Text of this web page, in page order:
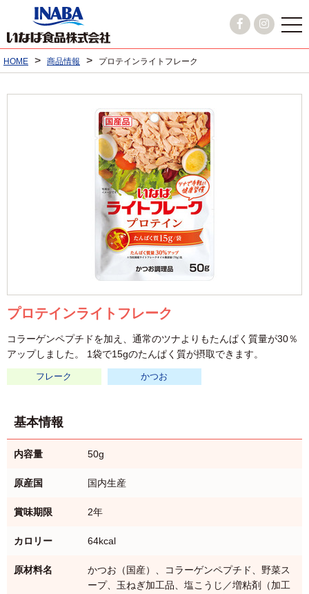
HOME > 商品情報 > プロテインライトフレーク
プロテインライトフレーク
コラーゲンペプチドを加え、通常のツナよりもたんぱく質量が30％
アップしました。 1袋で15gのたんぱく質が摂取できます。
フレーク かつお
基本情報
内容量 50g
原産国 国内生産
賞味期限 2年
カロリー 64kcal
原材料名
かつお（国産）、コラーゲンペプチド、野菜ス
ープ、玉ねぎ加工品、塩こうじ／増粘剤（加工